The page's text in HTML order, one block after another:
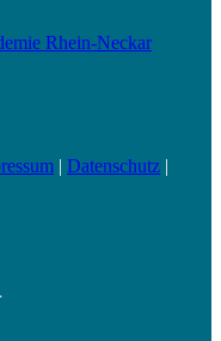
Rhein-Neckar
| Datenschutz |